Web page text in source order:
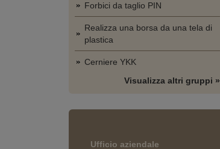
Forbici da taglio PIN
Realizza una borsa da una tela di
plastica
Cerniere YKK
Visualizza altri gruppi »
Ufficio aziendale